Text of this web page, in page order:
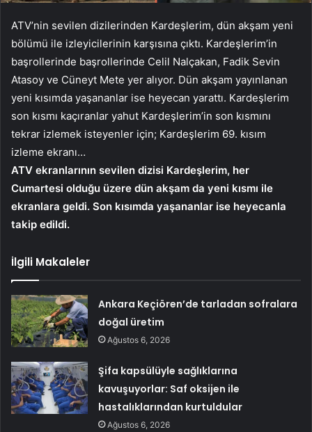
ATV’nin sevilen dizilerinden Kardeşlerim, dün akşam yeni
bölümü ile izleyicilerinin karşısına çıktı. Kardeşlerim’in
başrollerinde başrollerinde Celil Nalçakan, Fadik Sevin
Atasoy ve Cüneyt Mete yer alıyor. Dün akşam yayınlanan
yeni kısımda yaşananlar ise heyecan yarattı. Kardeşlerim
son kısmı kaçıranlar yahut Kardeşlerim’in son kısmını
tekrar izlemek isteyenler için; Kardeşlerim 69. kısım
izleme ekranı…
ATV ekranlarının sevilen dizisi Kardeşlerim, her
Cumartesi olduğu üzere dün akşam da yeni kısmı ile
ekranlara geldi. Son kısımda yaşananlar ise heyecanla
takip edildi.
İlgili Makaleler
Ankara Keçiören’de tarladan sofralara
doğal üretim
Ağustos 6, 2026
Şifa kapsülüyle sağlıklarına
kavuşuyorlar: Saf oksijen ile
hastalıklarından kurtuldular
Ağustos 6, 2026